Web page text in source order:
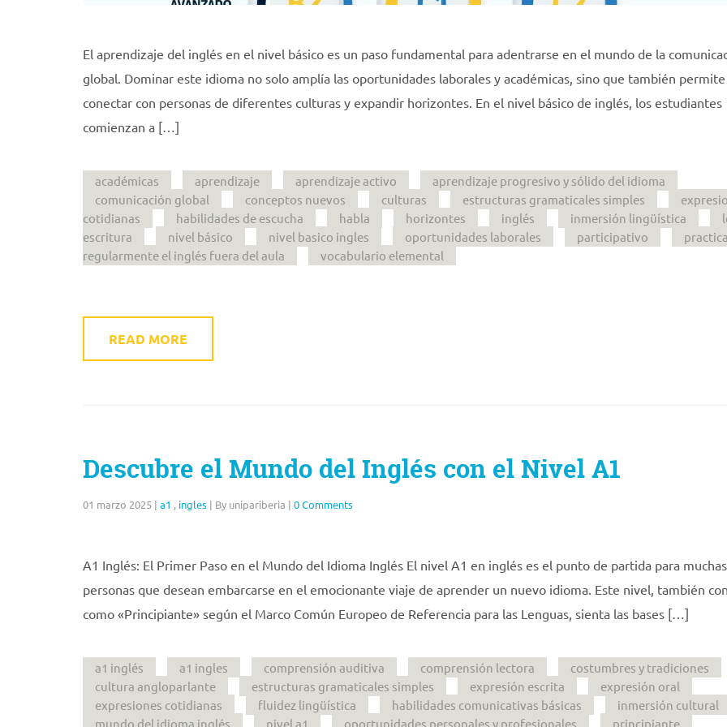
El aprendizaje del inglés en el nivel básico es un paso fundamental para adentrarse en el mundo de la
global. Dominar este idioma no solo amplía las oportunidades laborales y académicas, sino que también permite
conectar con personas de diferentes culturas y expandir horizontes. En el nivel básico de inglés, los estudiantes
comienzan a […]
académicas aprendizaje aprendizaje activo
aprendizaje progresivo y sólido del idioma
comunicación global
conceptos nuevos culturas estructuras gramaticales simples
cotidianas
habilidades de escucha habla horizontes inglés inmersión lingüística
escritura
nivel básico nivel basico ingles oportunidades laborales participativo
regularmente el inglés fuera del aula
vocabulario elemental
READ MORE
Descubre el Mundo del Inglés con el Nivel A1
01 marzo 2025 | a1 , ingles | By unipariberia | 0 Comments
A1 Inglés: El Primer Paso en el Mundo del Idioma Inglés El nivel A1 en inglés es el punto de partida para muchas
personas que desean embarcarse en el emocionante viaje de aprender un nuevo idioma. Este nivel, también
como «Principiante» según el Marco Común Europeo de Referencia para las Lenguas, sienta las bases […]
a1 inglés a1 ingles comprensión auditiva comprensión lectora
costumbres y tradiciones
cultura angloparlante
estructuras gramaticales simples expresión escrita
expresión oral
expresiones cotidianas
fluidez lingüística habilidades comunicativas básicas
inmersión cultural
mundo del idioma inglés
nivel a1 oportunidades personales y profesionales principiante